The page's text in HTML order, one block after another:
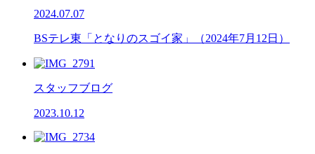
2024.07.07
BSテレ東「となりのスゴイ家」（2024年7月12日）
スタッフブログ
2023.10.12